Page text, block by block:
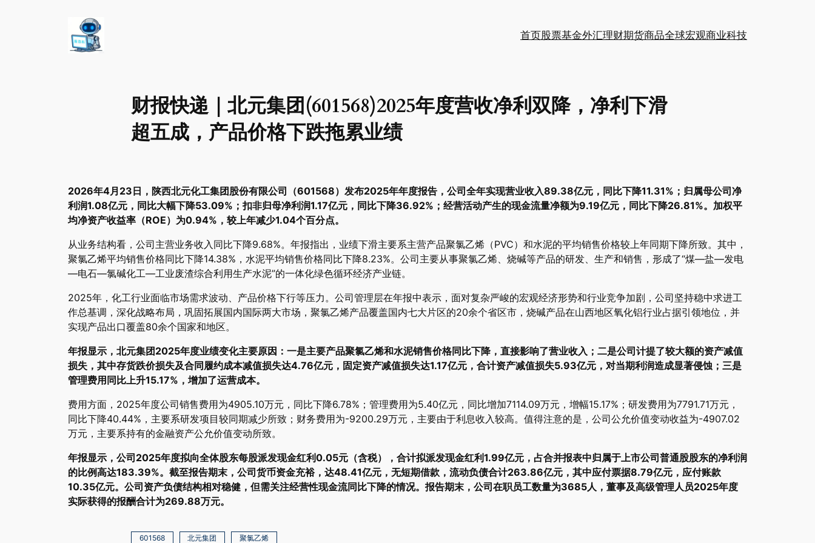
首页股票基金外汇理财期货商品全球宏观商业科技
财报快递｜北元集团(601568)2025年度营收净利双降，净利下滑
超五成，产品价格下跌拖累业绩
2026年4月23日，陕西北元化工集团股份有限公司（601568）发布2025年年度报告，公司全年实现营业收入89.38亿元，同比下降11.31%；归属母公司净
利润1.08亿元，同比大幅下降53.09%；扣非归母净利润1.17亿元，同比下降36.92%；经营活动产生的现金流量净额为9.19亿元，同比下降26.81%。加权平
均净资产收益率（ROE）为0.94%，较上年减少1.04个百分点。
从业务结构看，公司主营业务收入同比下降9.68%。年报指出，业绩下滑主要系主营产品聚氯乙烯（PVC）和水泥的平均销售价格较上年同期下降所致。其中，
聚氯乙烯平均销售价格同比下降14.38%，水泥平均销售价格同比下降8.23%。公司主要从事聚氯乙烯、烧碱等产品的研发、生产和销售，形成了“煤—盐—发电
—电石—氯碱化工—工业废渣综合利用生产水泥”的一体化绿色循环经济产业链。
2025年，化工行业面临市场需求波动、产品价格下行等压力。公司管理层在年报中表示，面对复杂严峻的宏观经济形势和行业竞争加剧，公司坚持稳中求进工
作总基调，深化战略布局，巩固拓展国内国际两大市场，聚氯乙烯产品覆盖国内七大片区的20余个省区市，烧碱产品在山西地区氧化铝行业占据引领地位，并
实现产品出口覆盖80余个国家和地区。
年报显示，北元集团2025年度业绩变化主要原因：一是主要产品聚氯乙烯和水泥销售价格同比下降，直接影响了营业收入；二是公司计提了较大额的资产减值
损失，其中存货跌价损失及合同履约成本减值损失达4.76亿元，固定资产减值损失达1.17亿元，合计资产减值损失5.93亿元，对当期利润造成显著侵蚀；三是
管理费用同比上升15.17%，增加了运营成本。
费用方面，2025年度公司销售费用为4905.10万元，同比下降6.78%；管理费用为5.40亿元，同比增加7114.09万元，增幅15.17%；研发费用为7791.71万元，
同比下降40.44%，主要系研发项目较同期减少所致；财务费用为-9200.29万元，主要由于利息收入较高。值得注意的是，公司公允价值变动收益为-4907.02
万元，主要系持有的金融资产公允价值变动所致。
年报显示，公司2025年度拟向全体股东每股派发现金红利0.05元（含税），合计拟派发现金红利1.99亿元，占合并报表中归属于上市公司普通股股东的净利润
的比例高达183.39%。截至报告期末，公司货币资金充裕，达48.41亿元，无短期借款，流动负债合计263.86亿元，其中应付票据8.79亿元，应付账款
10.35亿元。公司资产负债结构相对稳健，但需关注经营性现金流同比下降的情况。报告期末，公司在职员工数量为3685人，董事及高级管理人员2025年度
实际获得的报酬合计为269.88万元。
601568 北元集团 聚氯乙烯